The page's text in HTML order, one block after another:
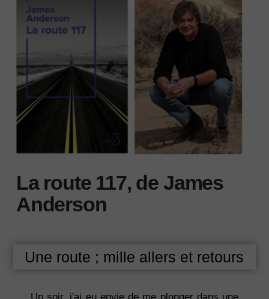
La route 117, de James
Anderson
Une route ; mille allers et retours